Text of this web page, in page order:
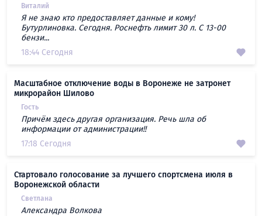
Виталий
Я не знаю кто предоставляет данные и кому!
Бутурлиновка. Сегодня. Роснефть лимит 30 л. С 13-00
бензи...
18:44 Сегодня
Масштабное отключение воды в Воронеже не затронет
микрорайон Шилово
Гость
Причём здесь другая организация. Речь шла об
информации от администрации!!
17:18 Сегодня
Стартовало голосование за лучшего спортсмена июля в
Воронежской области
Светлана
Александра Волкова